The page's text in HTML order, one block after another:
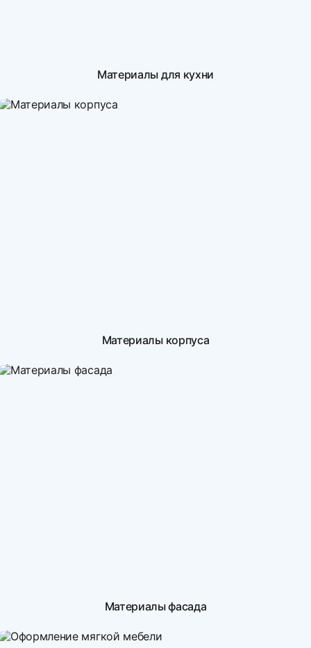
Материалы для кухни
Материалы корпуса
Материалы фасада